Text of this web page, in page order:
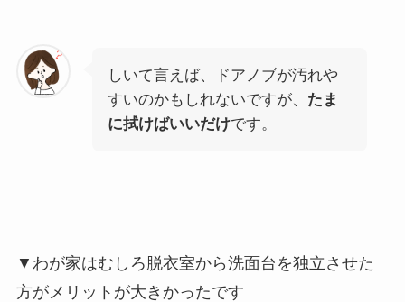
しいて言えば、ドアノブが汚れや
すいのかもしれないですが、 たま
に拭けばいいだけです。
▼わが家はむしろ脱衣室から洗面台を独立させた
方がメリットが大きかったです